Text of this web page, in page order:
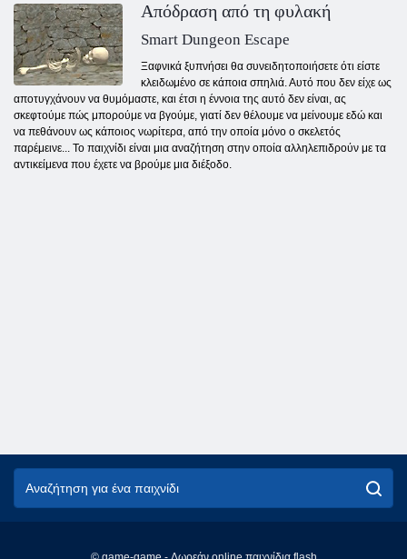
Απόδραση από τη φυλακή
Smart Dungeon Escape
Ξαφνικά ξυπνήσει θα συνειδητοποιήσετε ότι είστε
κλειδωμένο σε κάποια σπηλιά. Αυτό που δεν είχε ως
αποτυγχάνουν να θυμόμαστε, και έτσι η έννοια της αυτό δεν είναι, ας
σκεφτούμε πώς μπορούμε να βγούμε, γιατί δεν θέλουμε να μείνουμε εδώ και
να πεθάνουν ως κάποιος νωρίτερα, από την οποία μόνο ο σκελετός
παρέμεινε... Το παιχνίδι είναι μια αναζήτηση στην οποία αλληλεπιδρούν με τα
αντικείμενα που έχετε να βρούμε μια διέξοδο.